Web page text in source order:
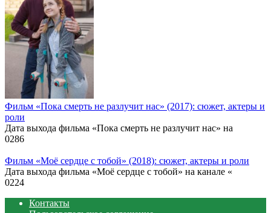
Фильм «Пока смерть не разлучит нас» (2017): сюжет, актеры и
роли
Дата выхода фильма «Пока смерть не разлучит нас» на
0286
Фильм «Моё сердце с тобой» (2018): сюжет, актеры и роли
Дата выхода фильма «Моё сердце с тобой» на канале «
0224
Контакты